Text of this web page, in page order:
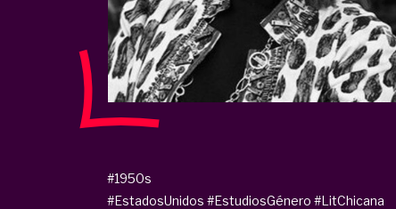
#1950s
#EstadosUnidos #EstudiosGénero #LitChicana